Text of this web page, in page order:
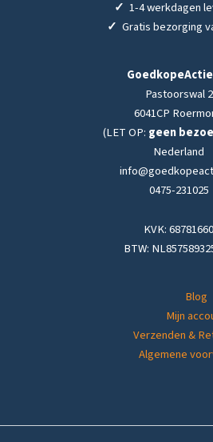
✓ 1-4 werkdagen
✓ Gratis bezorging
Pastoorswal 2
6041CP
(LET OP: geen
Nederland
0475-231025
KVK: 68781660
BTW:
Blog
Mijn
Verzenden &
Algemene